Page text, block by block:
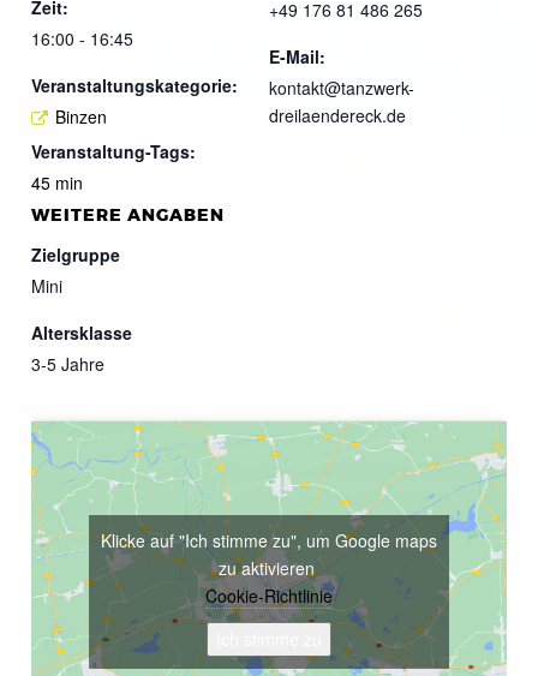
Zeit:
16:00 - 16:45
Veranstaltungskategorie:
Binzen
Veranstaltung-Tags:
45 min
+49 176 81 486 265
E-Mail:
kontakt@tanzwerk-
dreilaendereck.de
WEITERE ANGABEN
Zielgruppe
Mini
Altersklasse
3-5 Jahre
Klicke auf "Ich stimme zu", um Google maps
zu aktivieren
Cookie-Richtlinie